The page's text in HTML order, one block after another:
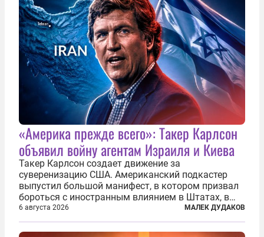
«Америка прежде всего»: Такер Карлсон
объявил войну агентам Израиля и Киева
Такер Карлсон создает движение за
суверенизацию США. Американский подкастер
выпустил большой манифест, в котором призвал
бороться с иностранным влиянием в Штатах, в
первую очередь имея в виду Израиль. А также
прекратить заморские войны, выплатить
репарации Ирану, остановить прием мигрантов...
6 августа 2026 МАЛЕК ДУДАКОВ